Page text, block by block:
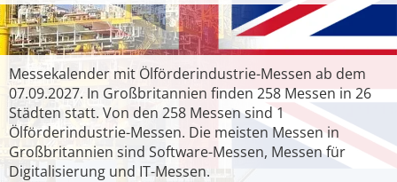
Messekalender mit Ölförderindustrie-Messen ab dem
07.09.2027. In Großbritannien finden 258 Messen in 26
Städten statt. Von den 258 Messen sind 1
Ölförderindustrie-Messen. Die meisten Messen in
Großbritannien sind Software-Messen, Messen für
Digitalisierung und IT-Messen.